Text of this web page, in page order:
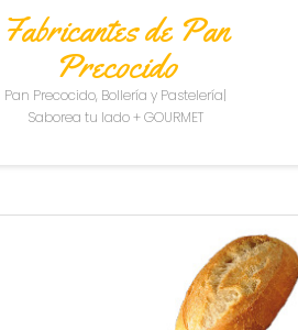
Fabricantes de Pan
Precocido
Pan Precocido, Bollería y Pastelería|
Saborea tu lado + GOURMET